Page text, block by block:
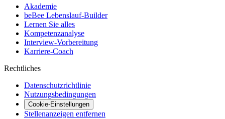
Akademie
beBee Lebenslauf-Builder
Lernen Sie alles
Kompetenzanalyse
Interview-Vorbereitung
Karriere-Coach
Rechtliches
Datenschutzrichtlinie
Nutzungsbedingungen
Cookie-Einstellungen
Stellenanzeigen entfernen